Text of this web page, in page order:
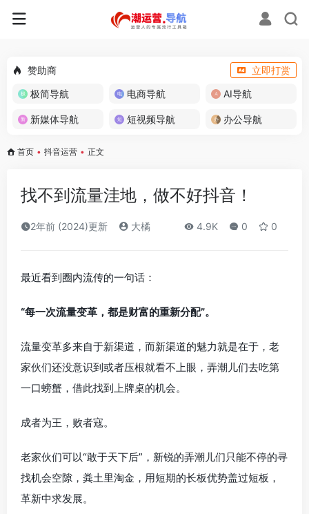
赞助商
立即打赏
极简导航
电商导航 AI导航
新媒体导航 短视频导航 办公导航
首页 • 抖音运营 • 正文
找不到流量洼地，做不好抖音！
2年前 (2024)更新 大橘 4.9K 0 0
最近看到圈内流传的一句话：
“每一次流量变革，都是财富的重新分配”。
流量变革多来自于新渠道，而新渠道的魅力就是在于，老
家伙们还没意识到或者压根就看不上眼，弄潮儿们去吃第
一口螃蟹，借此找到上牌桌的机会。
成者为王，败者寇。
老家伙们可以“敢于天下后”，新锐的弄潮儿们只能不停的寻
找机会空隙，粪土里淘金，用短期的长板优势盖过短板，
革新中求发展。